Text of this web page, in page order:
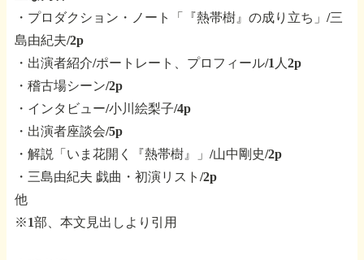
・プロダクション・ノート「『熱帯樹』の成り立ち」/三
島由紀夫/2p
・出演者紹介/ポートレート、プロフィール/1人2p
・稽古場シーン/2p
・インタビュー/小川絵梨子/4p
・出演者座談会/5p
・解説「いま花開く『熱帯樹』」/山中剛史/2p
・三島由紀夫 戯曲・初演リスト/2p
他
※1部、本文見出しより引用